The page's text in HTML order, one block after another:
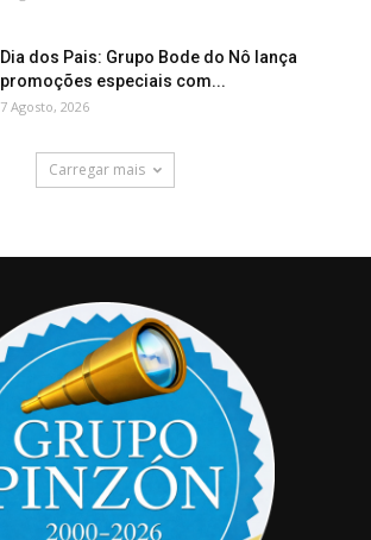
Dia dos Pais: Grupo Bode do Nô lança
promoções especiais com...
7 Agosto, 2026
Carregar mais